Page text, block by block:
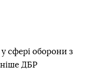
сфері оборони з
ДБР